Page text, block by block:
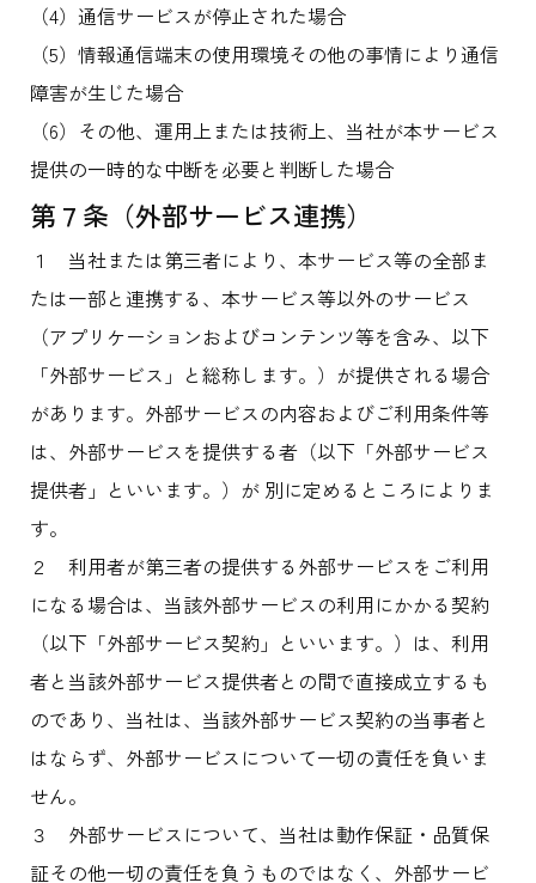
（4）通信サービスが停止された場合
（5）情報通信端末の使用環境その他の事情により通信
障害が生じた場合
（6）その他、運用上または技術上、当社が本サービス
提供の一時的な中断を必要と判断した場合
第７条（外部サービス連携）
１ 当社または第三者により、本サービス等の全部ま
たは一部と連携する、本サービス等以外のサービス
（アプリケーションおよびコンテンツ等を含み、以下
「外部サービス」と総称します。）が提供される場合
があります。外部サービスの内容およびご利用条件等
は、外部サービスを提供する者（以下「外部サービス
提供者」といいます。）が 別に定めるところによりま
す。
２ 利用者が第三者の提供する外部サービスをご利用
になる場合は、当該外部サービスの利用にかかる契約
（以下「外部サービス契約」といいます。）は、利用
者と当該外部サービス提供者との間で直接成立するも
のであり、当社は、当該外部サービス契約の当事者と
はならず、外部サービスについて一切の責任を負いま
せん。
３ 外部サービスについて、当社は動作保証・品質保
証その他一切の責任を負うものではなく、外部サービ